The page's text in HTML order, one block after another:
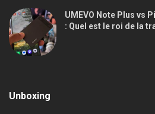
UMEVO Note Plus vs
: Quel est le roi de la
Unboxing